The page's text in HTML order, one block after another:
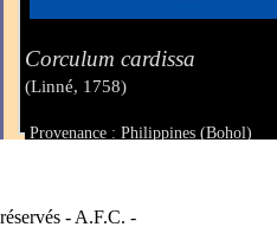
Corculum cardissa
(Linné, 1758)
Provenance : Philippines (Bohol)
- A.F.C. -